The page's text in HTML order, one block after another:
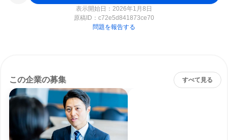
表示開始日：2026年1月8日
原稿ID： c72e5d841873ce70
問題を報告する
この企業の募集 すべて見る